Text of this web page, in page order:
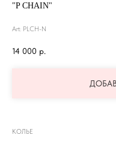
"P CHAIN"
Art: PLCH-N
14 000 р.
КОЛЬЕ